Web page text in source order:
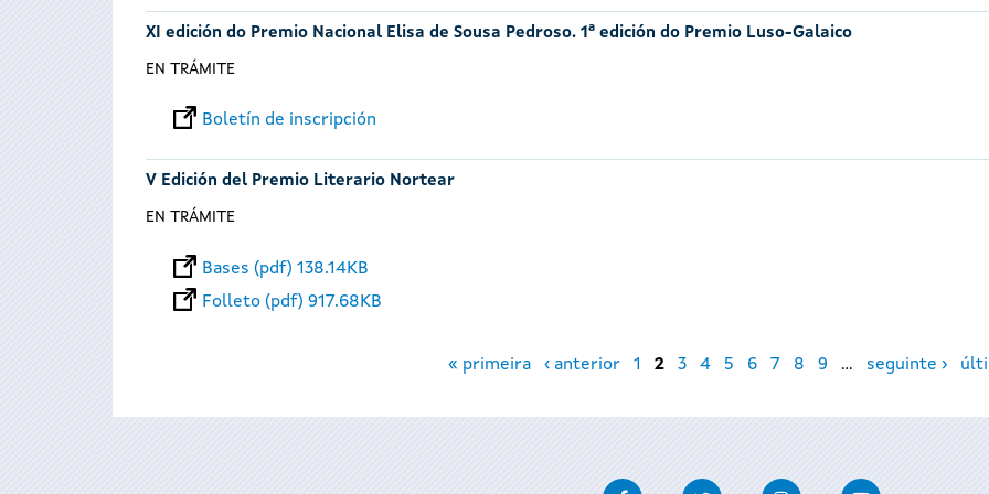
XI edición do Premio Nacional Elisa de Sousa Pedroso. 1ª edición do Premio Luso-Galaico
EN TRÁMITE
Boletín de inscripción
V Edición del Premio Literario Nortear
EN TRÁMITE
Bases (pdf) 138.14KB
Folleto (pdf) 917.68KB
« primeira ‹ anterior 1 2 3 4 5 6 7 8 9 … seguinte ›